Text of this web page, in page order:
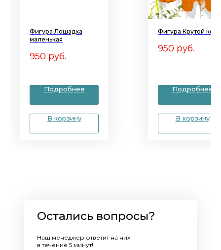
Фигура Лошадка
маленькая
950 руб.
Подробнее
В корзину
Фигура Крутой кот
950 руб.
Подробнее
В корзину
Остались вопросы?
Наш менеджер ответит на них
в течение 5 минут!